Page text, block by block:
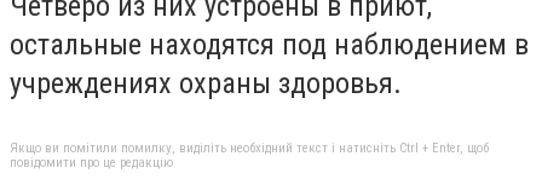
остальные находятся под наблюдением в
учреждениях охраны здоровья.
Якщо ви помітили помилку, виділіть необхідний текст і натисніть Ctrl + Enter, щоб
повідомити про це редакцію